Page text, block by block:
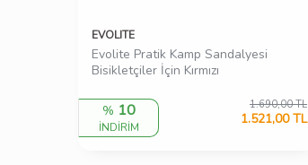
EVOLITE
Evolite Pratik Kamp Sandalyesi
Bisikletçiler İçin Kırmızı
% 10
İNDİRİM
1.690,00TL
1.521,00TL